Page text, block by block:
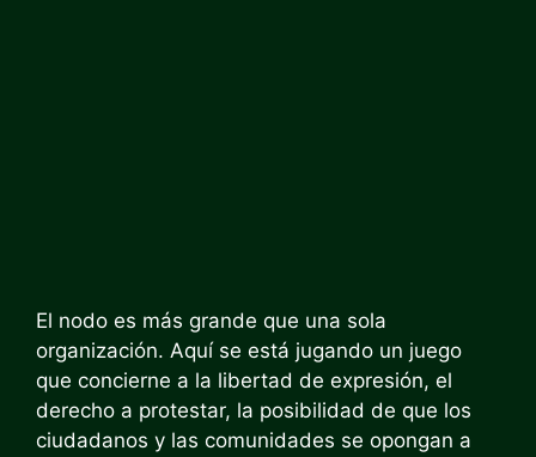
El nodo es más grande que una sola
organización. Aquí se está jugando un juego
que concierne a la libertad de expresión, el
derecho a protestar, la posibilidad de que los
ciudadanos y las comunidades se opongan a